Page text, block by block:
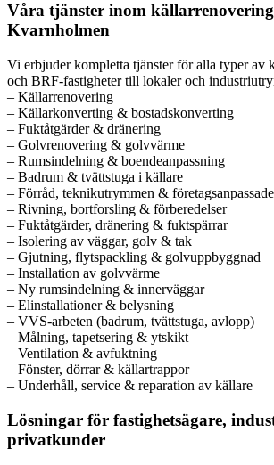
Våra tjänster inom
Kvarnholmen
Vi erbjuder kompletta tjänster för alla typer av
och BRF-fastigheter till lokaler och
– Källarrenovering
– Källarkonverting & bostadskonverting
– Fuktåtgärder & dränering
– Golvrenovering & golvvärme
– Rumsindelning & boendeanpassning
– Badrum & tvättstuga i källare
– Förråd, teknikutrymmen &
– Rivning, bortforsling & förberedelser
– Fuktåtgärder, dränering & fuktspärrar
– Isolering av väggar, golv & tak
– Gjutning, flytspackling & golvuppbyggnad
– Installation av golvvärme
– Ny rumsindelning & innerväggar
– Elinstallationer & belysning
– VVS-arbeten (badrum, tvättstuga, avlopp)
– Målning, tapetsering & ytskikt
– Ventilation & avfuktning
– Fönster, dörrar & källartrappor
– Underhåll, service & reparation av källare
Lösningar för fastighetsägare,
privatkunder